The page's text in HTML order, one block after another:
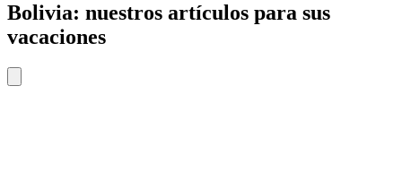
Bolivia: nuestros artículos para sus
vacaciones